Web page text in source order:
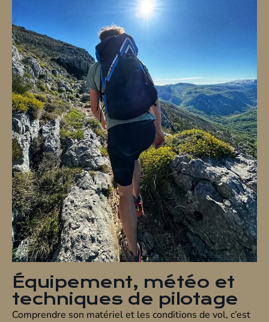
Équipement, météo et
techniques de pilotage
Comprendre son matériel et les conditions de vol, c’est